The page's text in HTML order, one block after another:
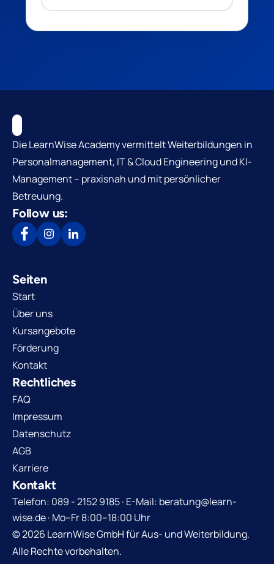
Die LearnWise Academy vermittelt Weiterbildungen in
Personalmanagement, IT & Cloud Engineering und KI-
Management – praxisnah und mit persönlicher
Betreuung.
Follow us:
Seiten
Start
Über uns
Kursangebote
Förderung
Kontakt
Rechtliches
FAQ
Impressum
Datenschutz
AGB
Karriere
Kontakt
Telefon: 089 - 2152 9185 · E-Mail: beratung@learn-
wise.de · Mo–Fr 8:00–18:00 Uhr
© 2026 LearnWise GmbH für Aus- und Weiterbildung.
Alle Rechte vorbehalten.